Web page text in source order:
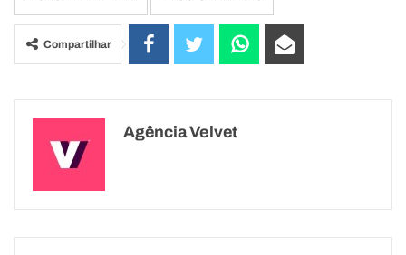
Compartilhar
Agência Velvet